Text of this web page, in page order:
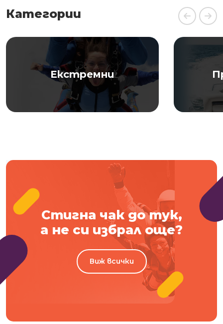
Категории
Екстремни
Стигна чак до тук,
а не си избрал още?
Виж всички